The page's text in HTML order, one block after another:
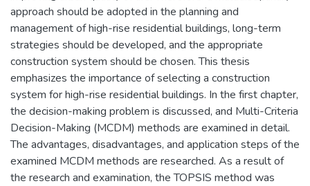
approach should be adopted in the planning and
management of high-rise residential buildings, long-term
strategies should be developed, and the appropriate
construction system should be chosen. This thesis
emphasizes the importance of selecting a construction
system for high-rise residential buildings. In the first chapter,
the decision-making problem is discussed, and Multi-Criteria
Decision-Making (MCDM) methods are examined in detail.
The advantages, disadvantages, and application steps of the
examined MCDM methods are researched. As a result of
the research and examination, the TOPSIS method was